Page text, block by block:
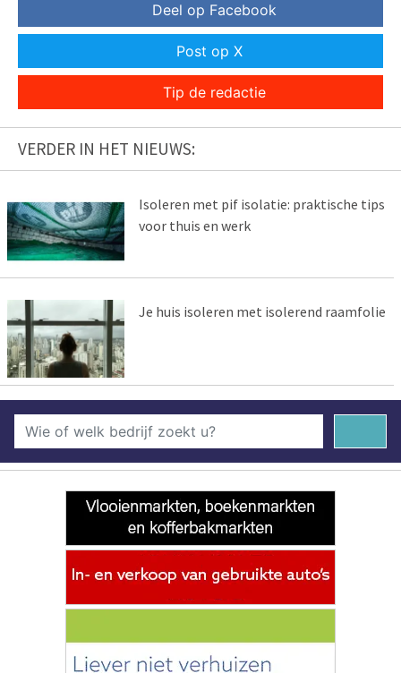
Deel op Facebook
Post op X
Tip de redactie
VERDER IN HET NIEUWS:
Isoleren met pif isolatie: praktische tips
voor thuis en werk
Je huis isoleren met isolerend raamfolie